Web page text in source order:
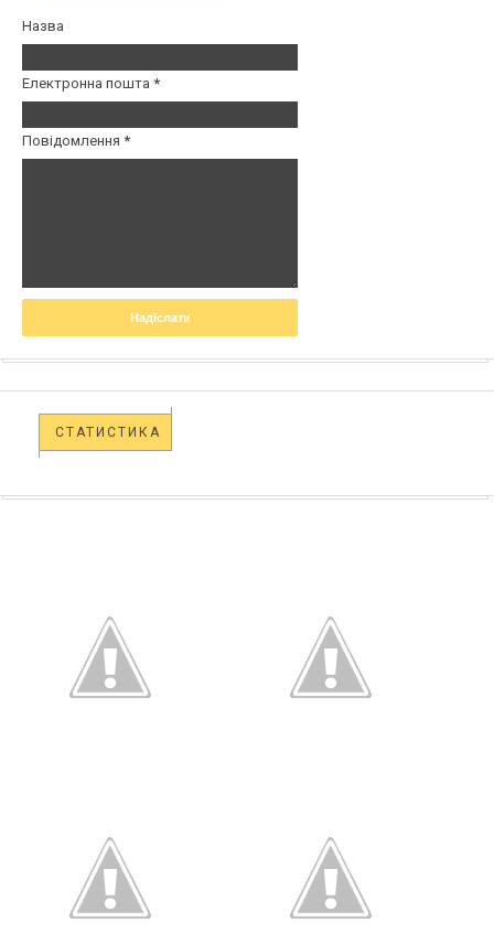
Назва
Електронна пошта *
Повідомлення *
СТАТИСТИКА